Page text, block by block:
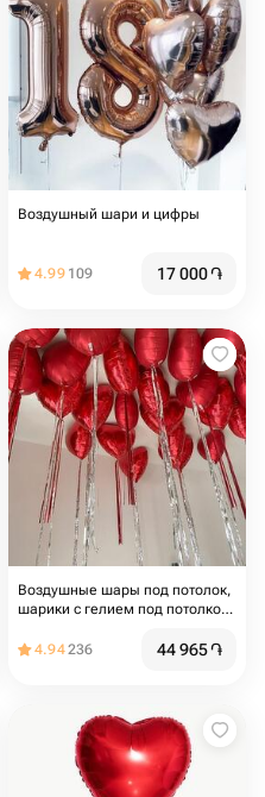
Воздушный шари и цифры
4.99 109 17 000֏
Воздушные шары под потолок,
шарики с гелием под потолком
фольгированные сердца 23 шт
4.94236 44 965֏